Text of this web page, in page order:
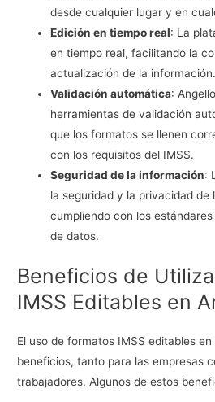
desde cualquier lugar y en
Edición en tiempo real: La
en tiempo real, facilitando la
actualización de la información.
Validación automática:
herramientas de validación
que los formatos se llenen
con los requisitos del IMSS.
Seguridad de la información:
la seguridad y la privacidad de
cumpliendo con los
de datos.
Beneficios de
IMSS Editables en
El uso de formatos IMSS editables
beneficios, tanto para las empresas
trabajadores. Algunos de estos